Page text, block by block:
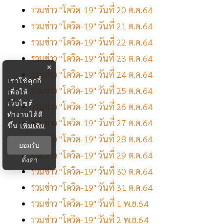
รวมข่าว "โควิด-19" วันที่ 20 ต.ค.64
รวมข่าว "โควิด-19" วันที่ 21 ต.ค.64
รวมข่าว "โควิด-19" วันที่ 22 ต.ค.64
รวมข่าว "โควิด-19" วันที่ 23 ต.ค.64
รวมข่าว "โควิด-19" วันที่ 24 ต.ค.64
รวมข่าว "โควิด-19" วันที่ 25 ต.ค.64
รวมข่าว "โควิด-19" วันที่ 26 ต.ค.64
รวมข่าว "โควิด-19" วันที่ 27 ต.ค.64
รวมข่าว "โควิด-19" วันที่ 28 ต.ค.64
รวมข่าว "โควิด-19" วันที่ 29 ต.ค.64
รวมข่าว "โควิด-19" วันที่ 30 ต.ค.64
รวมข่าว "โควิด-19" วันที่ 31 ต.ค.64
รวมข่าว "โควิด-19" วันที่ 1 พ.ย.64
รวมข่าว "โควิด-19" วันที่ 2 พ.ย.64
×
เราใช้คุกกี้
เพื่อให้
เว็บไซต์
ทำงานได้ดี
ขึ้น เพิ่มเติม
ยอมรับ
ตั้งค่า